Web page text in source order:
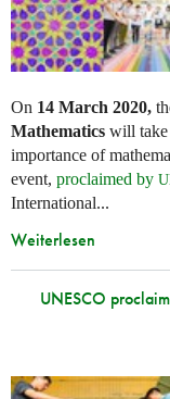
On 14 March 2020,
Mathematics will take
importance of
event, proclaimed by
International...
Weiterlesen
UNESCO